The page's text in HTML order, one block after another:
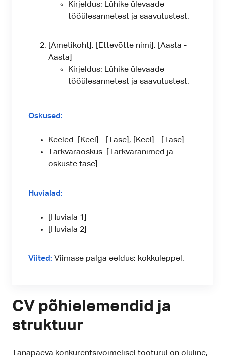
Kirjeldus: Lühike ülevaade
tööülesannetest ja saavutustest.
[Ametikoht], [Ettevõtte nimi], [Aasta -
Aasta]
Kirjeldus: Lühike ülevaade
tööülesannetest ja saavutustest.
Oskused:
Keeled: [Keel] - [Tase], [Keel] - [Tase]
Tarkvaraoskus: [Tarkvaranimed ja
oskuste tase]
Huvialad:
[Huviala 1]
[Huviala 2]
Viited: Viimase palga eeldus: kokkuleppel.
CV põhielemendid ja
struktuur
Tänapäeva konkurentsivõimelisel tööturul on oluline,